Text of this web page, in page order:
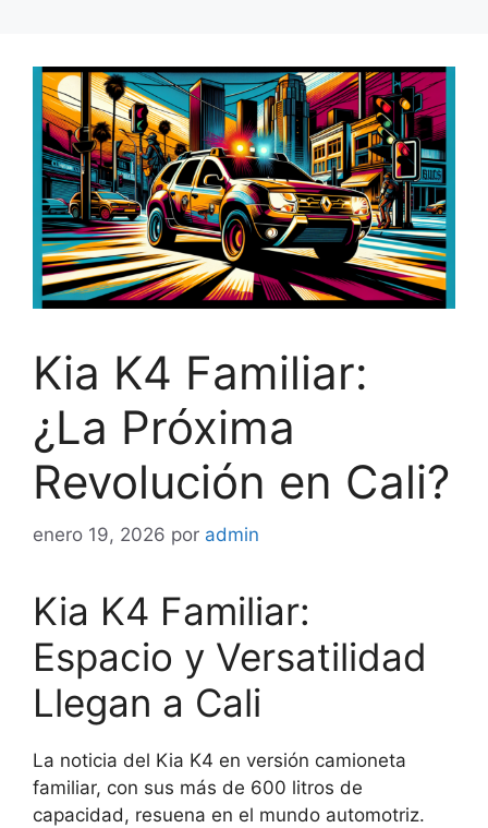
Kia K4 Familiar:
¿La Próxima
Revolución en Cali?
enero 19, 2026 por admin
Kia K4 Familiar:
Espacio y Versatilidad
Llegan a Cali
La noticia del Kia K4 en versión camioneta
familiar, con sus más de 600 litros de
capacidad, resuena en el mundo automotriz.